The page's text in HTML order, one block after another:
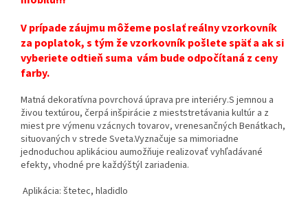
V prípade záujmu môžeme poslať reálny vzorkovník
za poplatok, s tým že vzorkovník pošlete späť a ak si
vyberiete odtieň suma vám bude odpočítaná z ceny
farby.
Matná dekoratívna povrchová úprava pre interiéry.S jemnou a
živou textúrou, čerpá inšpirácie z mieststretávania kultúr a z
miest pre výmenu vzácnych tovarov, vrenesančných Benátkach,
situovaných v strede Sveta.Vyznačuje sa mimoriadne
jednoduchou aplikáciou aumožňuje realizovať vyhľadávané
efekty, vhodné pre každýštýl zariadenia.
Aplikácia: štetec, hladidlo